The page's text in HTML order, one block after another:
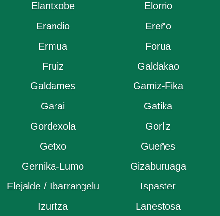
Elantxobe
Elorrio
Erandio
Ereño
Ermua
Forua
Fruiz
Galdakao
Galdames
Gamiz-Fika
Garai
Gatika
Gordexola
Gorliz
Getxo
Gueñes
Gernika-Lumo
Gizaburuaga
Elejalde / Ibarrangelu
Ispaster
Izurtza
Lanestosa